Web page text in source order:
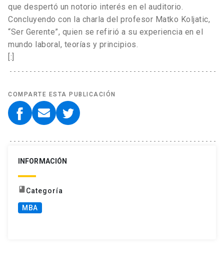
que despertó un notorio interés en el auditorio.
Concluyendo con la charla del profesor Matko Koljatic,
“Ser Gerente”, quien se refirió a su experiencia en el
mundo laboral, teorías y principios.
[:]
COMPARTE ESTA PUBLICACIÓN
INFORMACIÓN
book Categoría
MBA